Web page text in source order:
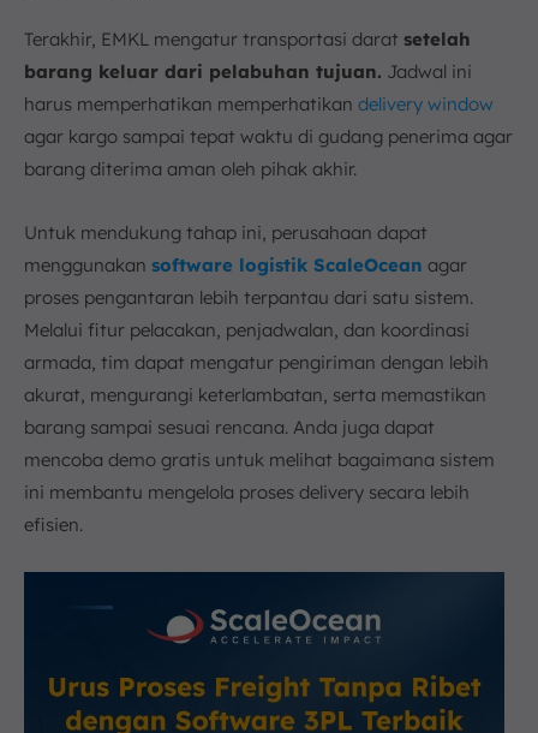
Terakhir, EMKL mengatur transportasi darat setelah
barang keluar dari pelabuhan tujuan. Jadwal ini
harus memperhatikan memperhatikan delivery window
agar kargo sampai tepat waktu di gudang penerima agar
barang diterima aman oleh pihak akhir.
Untuk mendukung tahap ini, perusahaan dapat
menggunakan software logistik ScaleOcean agar
proses pengantaran lebih terpantau dari satu sistem.
Melalui fitur pelacakan, penjadwalan, dan koordinasi
armada, tim dapat mengatur pengiriman dengan lebih
akurat, mengurangi keterlambatan, serta memastikan
barang sampai sesuai rencana. Anda juga dapat
mencoba demo gratis untuk melihat bagaimana sistem
ini membantu mengelola proses delivery secara lebih
efisien.